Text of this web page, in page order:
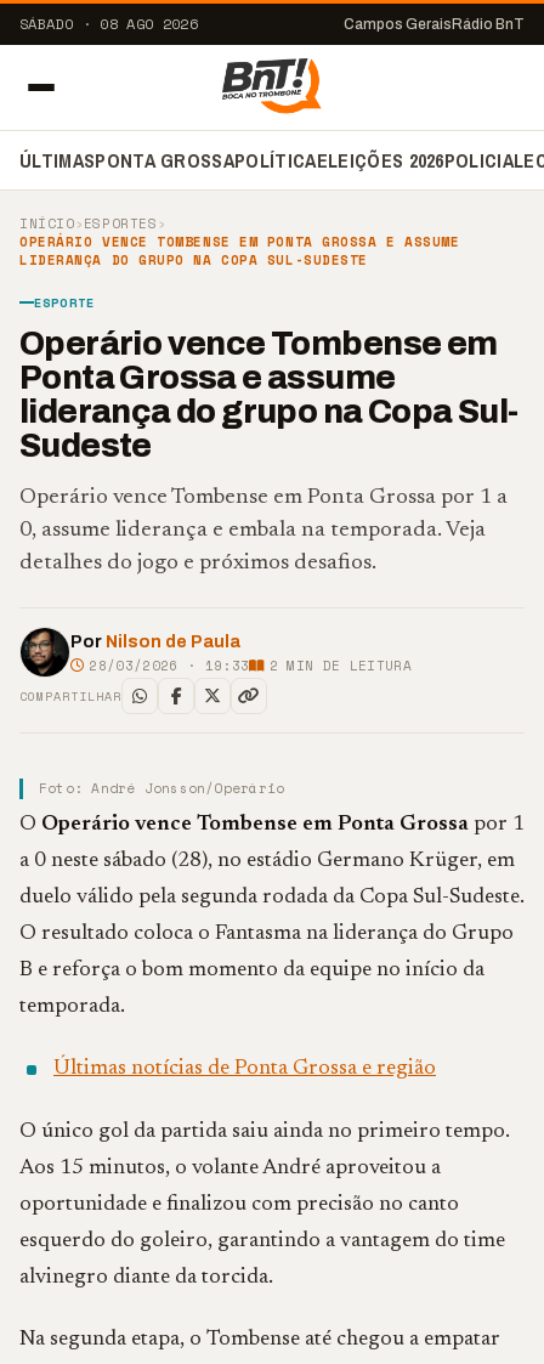
SÁBADO · 08 AGO 2026 Campos Gerais Rádio BnT
ÚLTIMASPONTA GROSSAPOLÍTICAELEIÇÕES 2026POLICIAL
INÍCIO›ESPORTES ›
OPERÁRIO VENCE TOMBENSE EM PONTA GROSSA E ASSUME
LIDERANÇA DO GRUPO NA COPA SUL-SUDESTE
ESPORTE
Operário vence Tombense em
Ponta Grossa e assume
liderança do grupo na Copa Sul-
Sudeste
Operário vence Tombense em Ponta Grossa por 1 a
0, assume liderança e embala na temporada. Veja
detalhes do jogo e próximos desafios.
Por Nilson de Paula
28/03/2026 · 19:33 2 MIN DE LEITURA
COMPARTILHAR
Foto: André Jonsson/Operário
O Operário vence Tombense em Ponta Grossa por 1
a 0 neste sábado (28), no estádio Germano Krüger, em
duelo válido pela segunda rodada da Copa Sul-Sudeste.
O resultado coloca o Fantasma na liderança do Grupo
B e reforça o bom momento da equipe no início da
temporada.
Últimas notícias de Ponta Grossa e região
O único gol da partida saiu ainda no primeiro tempo.
Aos 15 minutos, o volante André aproveitou a
oportunidade e finalizou com precisão no canto
esquerdo do goleiro, garantindo a vantagem do time
alvinegro diante da torcida.
Na segunda etapa, o Tombense até chegou a empatar